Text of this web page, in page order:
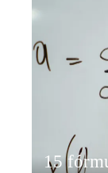
15